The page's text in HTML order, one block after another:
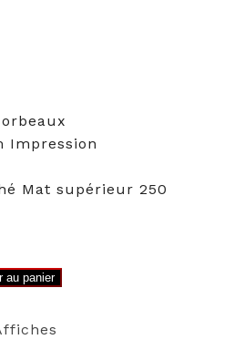
Impression
Mat supérieur 250
au panier